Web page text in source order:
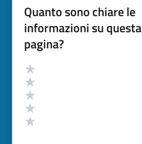
Quanto sono chiare le
informazioni su questa
pagina?
Valutazione